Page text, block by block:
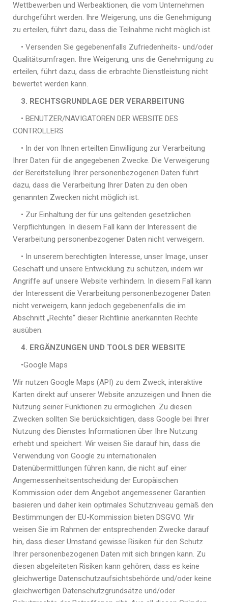
Wettbewerben und Werbeaktionen, die vom Unternehmen
durchgeführt werden. Ihre Weigerung, uns die Genehmigung
zu erteilen, führt dazu, dass die Teilnahme nicht möglich ist.
• Versenden Sie gegebenenfalls Zufriedenheits- und/oder
Qualitätsumfragen. Ihre Weigerung, uns die Genehmigung zu
erteilen, führt dazu, dass die erbrachte Dienstleistung nicht
bewertet werden kann.
3. RECHTSGRUNDLAGE DER VERARBEITUNG
• BENUTZER/NAVIGATOREN DER WEBSITE DES
CONTROLLERS
• In der von Ihnen erteilten Einwilligung zur Verarbeitung
Ihrer Daten für die angegebenen Zwecke. Die Verweigerung
der Bereitstellung Ihrer personenbezogenen Daten führt
dazu, dass die Verarbeitung Ihrer Daten zu den oben
genannten Zwecken nicht möglich ist.
• Zur Einhaltung der für uns geltenden gesetzlichen
Verpflichtungen. In diesem Fall kann der Interessent die
Verarbeitung personenbezogener Daten nicht verweigern.
• In unserem berechtigten Interesse, unser Image, unser
Geschäft und unsere Entwicklung zu schützen, indem wir
Angriffe auf unsere Website verhindern. In diesem Fall kann
der Interessent die Verarbeitung personenbezogener Daten
nicht verweigern, kann jedoch gegebenenfalls die im
Abschnitt „Rechte“ dieser Richtlinie anerkannten Rechte
ausüben.
4. ERGÄNZUNGEN UND TOOLS DER WEBSITE
•Google Maps
Wir nutzen Google Maps (API) zu dem Zweck, interaktive
Karten direkt auf unserer Website anzuzeigen und Ihnen die
Nutzung seiner Funktionen zu ermöglichen. Zu diesen
Zwecken sollten Sie berücksichtigen, dass Google bei Ihrer
Nutzung des Dienstes Informationen über Ihre Nutzung
erhebt und speichert. Wir weisen Sie darauf hin, dass die
Verwendung von Google zu internationalen
Datenübermittlungen führen kann, die nicht auf einer
Angemessenheitsentscheidung der Europäischen
Kommission oder dem Angebot angemessener Garantien
basieren und daher kein optimales Schutzniveau gemäß den
Bestimmungen der EU-Kommission bieten DSGVO. Wir
weisen Sie im Rahmen der entsprechenden Zwecke darauf
hin, dass dieser Umstand gewisse Risiken für den Schutz
Ihrer personenbezogenen Daten mit sich bringen kann. Zu
diesen abgeleiteten Risiken kann gehören, dass es keine
gleichwertige Datenschutzaufsichtsbehörde und/oder keine
gleichwertigen Datenschutzgrundsätze und/oder